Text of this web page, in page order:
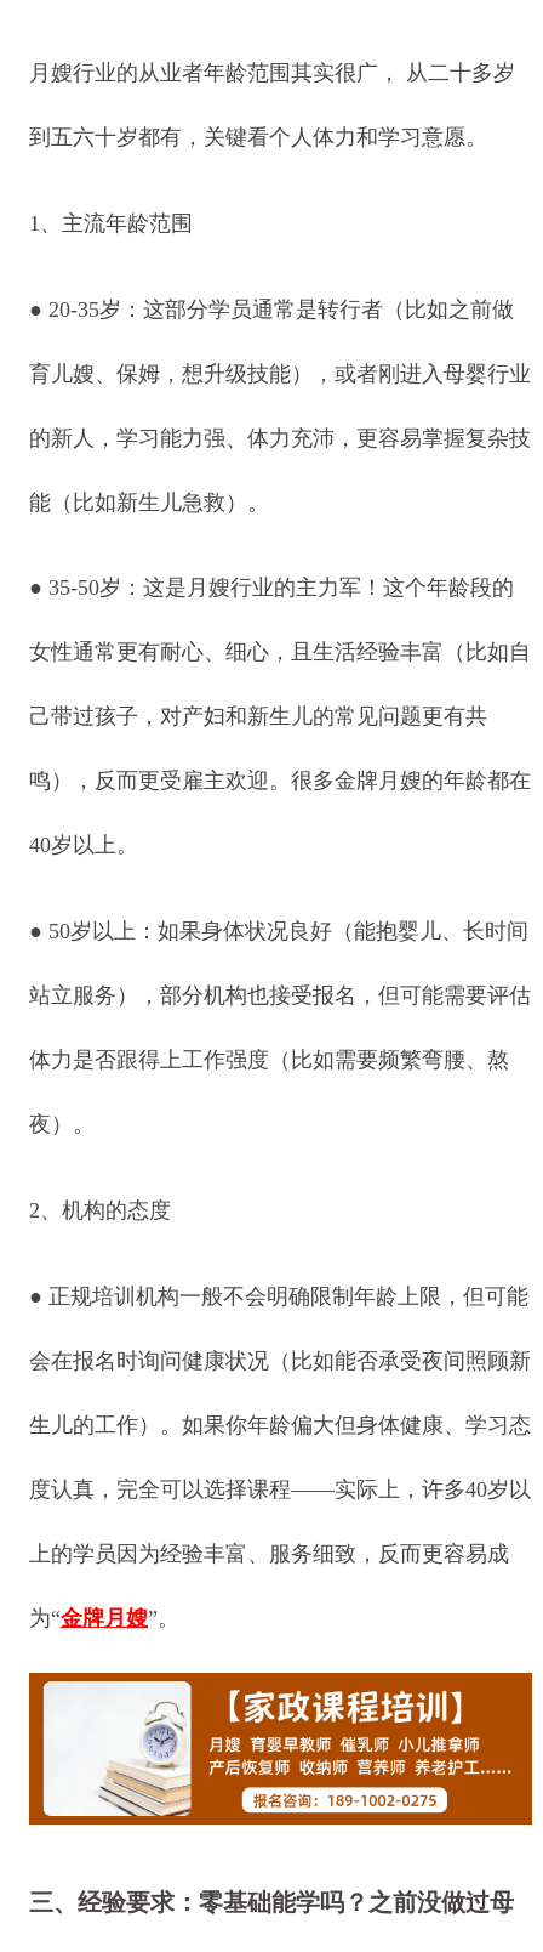
月嫂行业的从业者年龄范围其实很广， 从二十多岁
到五六十岁都有，关键看个人体力和学习意愿。
1、主流年龄范围
● 20-35岁：这部分学员通常是转行者（比如之前做
育儿嫂、保姆，想升级技能），或者刚进入母婴行业
的新人，学习能力强、体力充沛，更容易掌握复杂技
能（比如新生儿急救）。
● 35-50岁：这是月嫂行业的主力军！这个年龄段的
女性通常更有耐心、细心，且生活经验丰富（比如自
己带过孩子，对产妇和新生儿的常见问题更有共
鸣），反而更受雇主欢迎。很多金牌月嫂的年龄都在
40岁以上。
● 50岁以上：如果身体状况良好（能抱婴儿、长时间
站立服务），部分机构也接受报名，但可能需要评估
体力是否跟得上工作强度（比如需要频繁弯腰、熬
夜）。
2、机构的态度
● 正规培训机构一般不会明确限制年龄上限，但可能
会在报名时询问健康状况（比如能否承受夜间照顾新
生儿的工作）。如果你年龄偏大但身体健康、学习态
度认真，完全可以选择课程——实际上，许多40岁以
上的学员因为经验丰富、服务细致，反而更容易成
为“金牌月嫂”。
三、经验要求：零基础能学吗？之前没做过母